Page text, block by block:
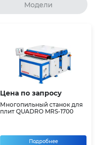
Модели
Цена по запросу
Многопильный станок для
плит QUADRO MRS-1700
Подробнее